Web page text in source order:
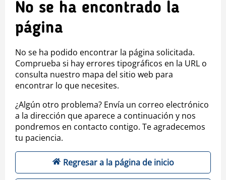
No se ha encontrado la
página
No se ha podido encontrar la página solicitada.
Comprueba si hay errores tipográficos en la URL o
consulta nuestro mapa del sitio web para
encontrar lo que necesites.
¿Algún otro problema? Envía un correo electrónico
a la dirección que aparece a continuación y nos
pondremos en contacto contigo. Te agradecemos
tu paciencia.
Regresar a la página de inicio